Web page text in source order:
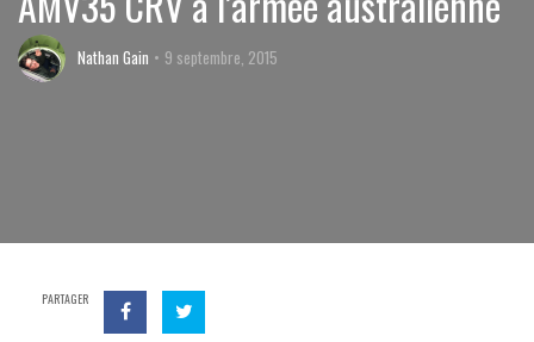
Nathan Gain 9 septembre, 2015
PARTAGER